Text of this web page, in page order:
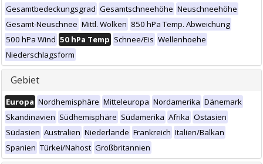
Gesamtbedeckungsgrad Gesamtschneehöhe Neuschneehöhe
Gesamt-Neuschnee Mittl. Wolken 850 hPa Temp. Abweichung
500 hPa Wind 50 hPa Temp Schnee/Eis Wellenhoehe
Niederschlagsform
Gebiet
Europa Nordhemisphäre Mitteleuropa Nordamerika Dänemark
Skandinavien Südhemisphäre Südamerika Afrika Ostasien
Südasien Australien Niederlande Frankreich Italien/Balkan
Spanien Türkei/Nahost Großbritannien